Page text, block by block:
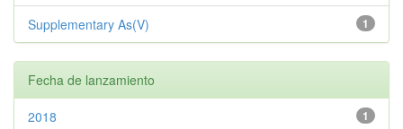
1
Supplementary As(V)
Fecha de lanzamiento
1
2018